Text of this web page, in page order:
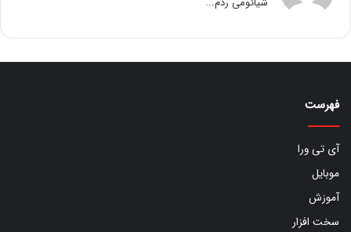
فهرست
آی تی ورا
موبایل
آموزش
سخت افزار